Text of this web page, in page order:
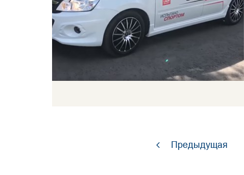
Предыдущая